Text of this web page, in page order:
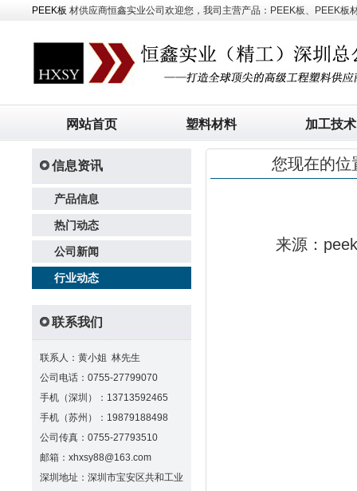
PEEK板 材供应商恒鑫实业公司欢迎您，我司主营产品：PEEK板、PEEK板
网站首页 塑料材料 加工技术
信息资讯
产品信息
热门动态
公司新闻
行业动态
联系我们
联系人：黄小姐 林先生
公司电话：0755-27799070
手机（深圳）：13713592465
手机（苏州）：19879188498
公司传真：0755-27793510
邮箱：xhxsy88@163.com
深圳地址：深圳市宝安区共和工业
您现在的位
来源：